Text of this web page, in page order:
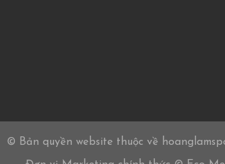
© Bản quyền website thuộc về